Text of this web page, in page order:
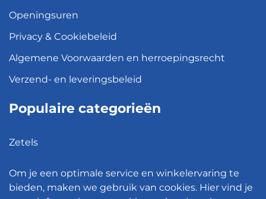
Openingsuren
Privacy & Cookiebeleid
Algemene Voorwaarden en herroepingsrecht
Verzend- en leveringsbeleid
Populaire categorieën
Zetels
Hanglampen
Om je een optimale service en winkelervaring te
bieden, maken we gebruik van cookies. Hier vind je